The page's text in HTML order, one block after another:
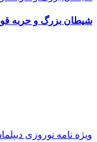
شیطان بزرگ و حربه
ویژه نامه نوروزی